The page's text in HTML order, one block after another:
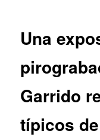
Una
Garrido
típicos